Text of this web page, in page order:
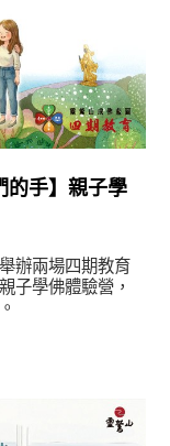
的手】親子學
辦兩場四期教育
子學佛體驗營，
最新消息